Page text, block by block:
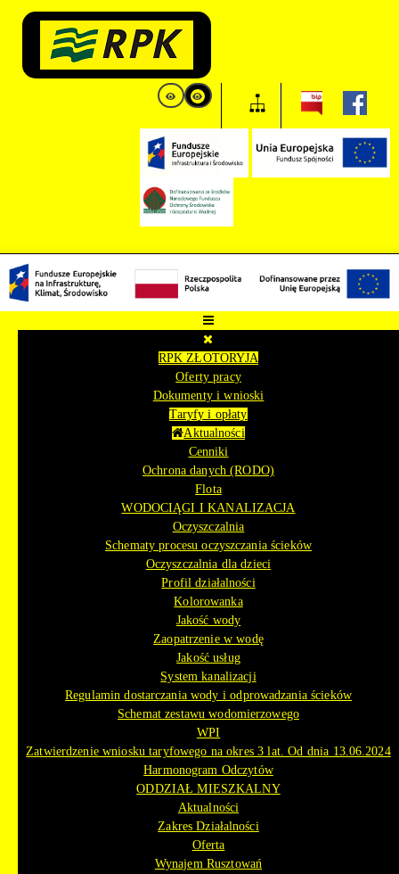
RPK ZŁOTORYJA
Oferty pracy
Dokumenty i wnioski
Taryfy i opłaty
Aktualności
Cenniki
Ochrona danych (RODO)
Flota
WODOCIĄGI I KANALIZACJA
Oczyszczalnia
Schematy procesu oczyszczania ścieków
Oczyszczalnia dla dzieci
Profil działalności
Kolorowanka
Jakość wody
Zaopatrzenie w wodę
Jakość usług
System kanalizacji
Regulamin dostarczania wody i odprowadzania ścieków
Schemat zestawu wodomierzowego
WPI
Zatwierdzenie wniosku taryfowego na okres 3 lat. Od dnia 13.06.2024
Harmonogram Odczytów
ODDZIAŁ MIESZKALNY
Aktualności
Zakres Działalności
Oferta
Wynajem Rusztowań